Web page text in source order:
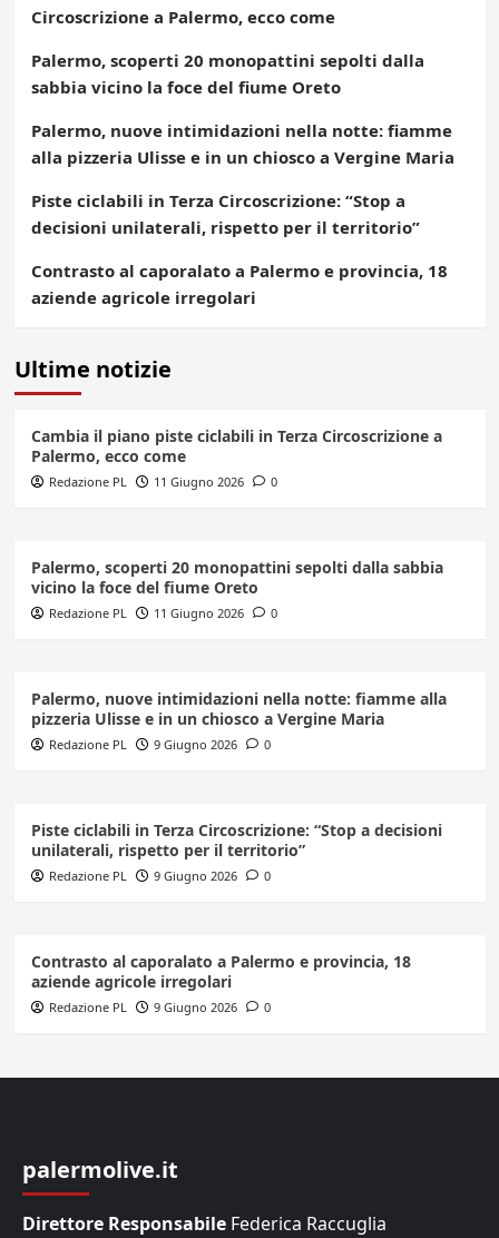
Circoscrizione a Palermo, ecco come
Palermo, scoperti 20 monopattini sepolti dalla
sabbia vicino la foce del fiume Oreto
Palermo, nuove intimidazioni nella notte: fiamme
alla pizzeria Ulisse e in un chiosco a Vergine Maria
Piste ciclabili in Terza Circoscrizione: “Stop a
decisioni unilaterali, rispetto per il territorio”
Contrasto al caporalato a Palermo e provincia, 18
aziende agricole irregolari
Ultime notizie
Cambia il piano piste ciclabili in Terza Circoscrizione a
Palermo, ecco come
Redazione PL 11 Giugno 2026 0
Palermo, scoperti 20 monopattini sepolti dalla sabbia
vicino la foce del fiume Oreto
Redazione PL 11 Giugno 2026 0
Palermo, nuove intimidazioni nella notte: fiamme alla
pizzeria Ulisse e in un chiosco a Vergine Maria
Redazione PL 9 Giugno 2026 0
Piste ciclabili in Terza Circoscrizione: “Stop a decisioni
unilaterali, rispetto per il territorio”
Redazione PL 9 Giugno 2026 0
Contrasto al caporalato a Palermo e provincia, 18
aziende agricole irregolari
Redazione PL 9 Giugno 2026 0
palermolive.it
Direttore Responsabile Federica Raccuglia